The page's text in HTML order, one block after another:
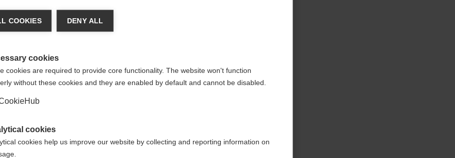
language
toVereinigte Staaten (Englisch)
Ja, ich möchte umgeleitet werden
COOKIES DENY ALL
cookies
cookies are required to provide core functionality. The website won't function
without these cookies and they are enabled by default and cannot be disabled.
cookies
cookies help us improve our website by collecting and reporting information on